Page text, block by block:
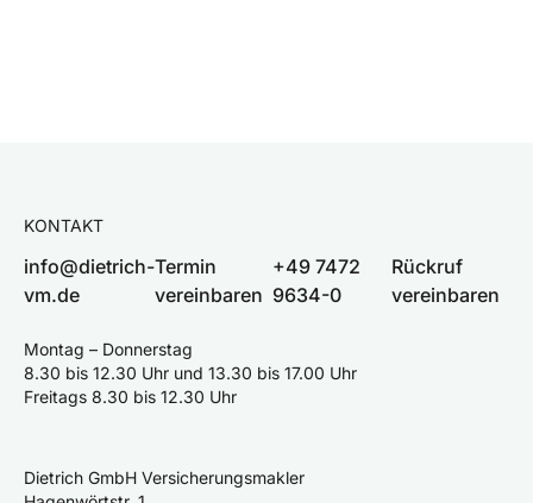
KONTAKT
info@dietrich-
vm.de
Termin
vereinbaren
+49 7472
9634-0
Rückruf
vereinbaren
Montag – Donnerstag
8.30 bis 12.30 Uhr und 13.30 bis 17.00 Uhr
Freitags 8.30 bis 12.30 Uhr
Dietrich GmbH Versicherungsmakler